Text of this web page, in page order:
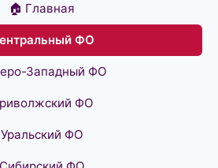
🏠 Главная
ФО
Западный ФО
ФО
Уральский ФО